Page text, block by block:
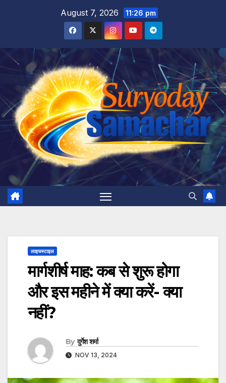
August 7, 2026 11:26 pm
लाइफस्टाइल
मार्गशीर्ष माह: कब से शुरू होगा
और इस महीने में क्या करें- क्या
नहीं?
By दुर्गेश शर्मा
NOV 13, 2024